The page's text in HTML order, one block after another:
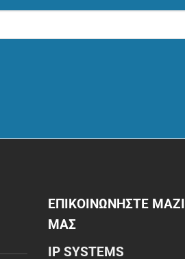
ΕΠΙΚΟΙΝΩΝΗΣΤΕ ΜΑΖΙ
ΜΑΣ
IP SYSTEMS